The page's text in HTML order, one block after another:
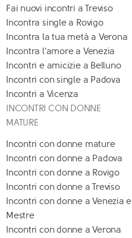
Fai nuovi incontri a Treviso
Incontra single a Rovigo
Incontra la tua metà a Verona
Incontra l'amore a Venezia
Incontri e amicizie a Belluno
Incontri con single a Padova
Incontri a Vicenza
INCONTRI CON DONNE
MATURE
Incontri con donne mature
Incontri con donne a Padova
Incontri con donne a Rovigo
Incontri con donne a Treviso
Incontri con donne a Venezia e
Mestre
Incontri con donne a Verona